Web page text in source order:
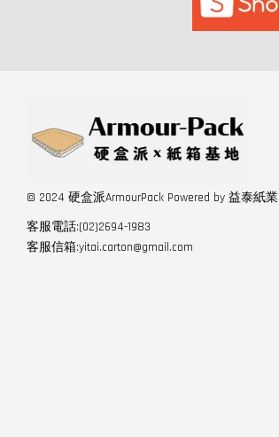
© 2024 硬盒派ArmourPack Powered by 益泰紙業
客服電話:(02)2694-1983
客服信箱:yitai.carton@gmail.com